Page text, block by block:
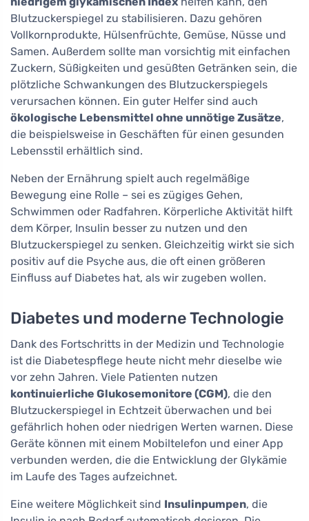
Blutzuckerspiegel zu stabilisieren. Dazu gehören
Vollkornprodukte, Hülsenfrüchte, Gemüse, Nüsse und
Samen. Außerdem sollte man vorsichtig mit einfachen
Zuckern, Süßigkeiten und gesüßten Getränken sein, die
plötzliche Schwankungen des Blutzuckerspiegels
verursachen können. Ein guter Helfer sind auch
ökologische Lebensmittel ohne unnötige Zusätze,
die beispielsweise in Geschäften für einen gesunden
Lebensstil erhältlich sind.
Neben der Ernährung spielt auch regelmäßige
Bewegung eine Rolle – sei es zügiges Gehen,
Schwimmen oder Radfahren. Körperliche Aktivität hilft
dem Körper, Insulin besser zu nutzen und den
Blutzuckerspiegel zu senken. Gleichzeitig wirkt sie sich
positiv auf die Psyche aus, die oft einen größeren
Einfluss auf Diabetes hat, als wir zugeben wollen.
Diabetes und moderne Technologie
Dank des Fortschritts in der Medizin und Technologie
ist die Diabetespflege heute nicht mehr dieselbe wie
vor zehn Jahren. Viele Patienten nutzen
kontinuierliche Glukosemonitore (CGM), die den
Blutzuckerspiegel in Echtzeit überwachen und bei
gefährlich hohen oder niedrigen Werten warnen. Diese
Geräte können mit einem Mobiltelefon und einer App
verbunden werden, die die Entwicklung der Glykämie
im Laufe des Tages aufzeichnet.
Eine weitere Möglichkeit sind Insulinpumpen, die